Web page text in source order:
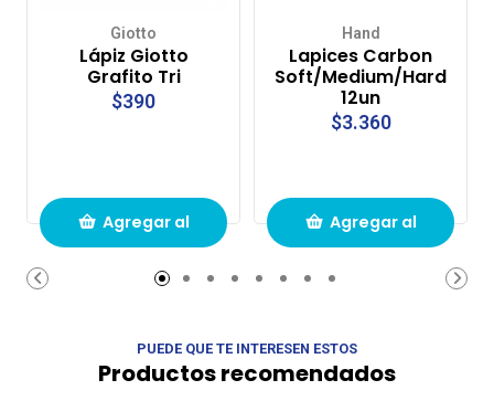
Giotto
Lápiz Giotto
Grafito Tri
$390
Agregar al
carrito de
Hand
Lapices Carbon
Soft/Medium/Hard
12un
$3.360
Agregar al
carrito de
PUEDE QUE TE INTERESEN ESTOS
Productos recomendados